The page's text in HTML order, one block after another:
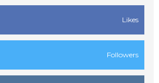
Likes
Followers